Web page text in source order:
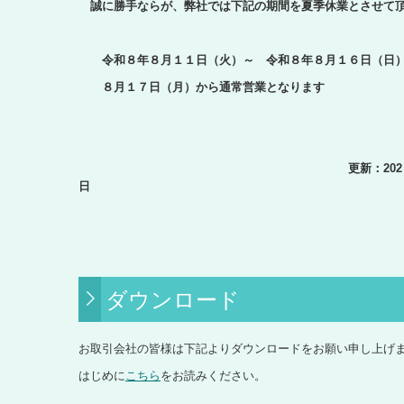
誠に勝手ならが、弊社では下記の期間を夏季休業とさせて頂
令和８年８月１１日（火）～ 令和８年８月１６日（日）
８月１７日（月）から通常営業となります
更新：202６年８
ダウンロード
お取引会社の皆様は下記よりダウンロードをお願い申し上げま
はじめにこちら をお読みください。